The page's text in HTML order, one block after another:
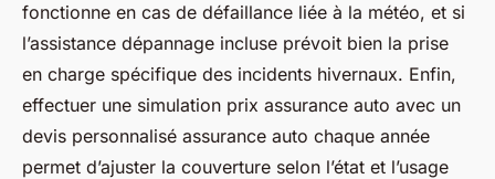
fonctionne en cas de défaillance liée à la météo, et si
l’assistance dépannage incluse prévoit bien la prise
en charge spécifique des incidents hivernaux. Enfin,
effectuer une simulation prix assurance auto avec un
devis personnalisé assurance auto chaque année
permet d’ajuster la couverture selon l’état et l’usage